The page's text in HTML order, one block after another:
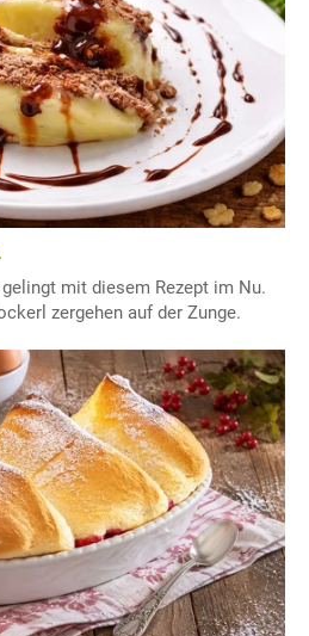
mit diesem Rezept im Nu.
zergehen auf der Zunge.